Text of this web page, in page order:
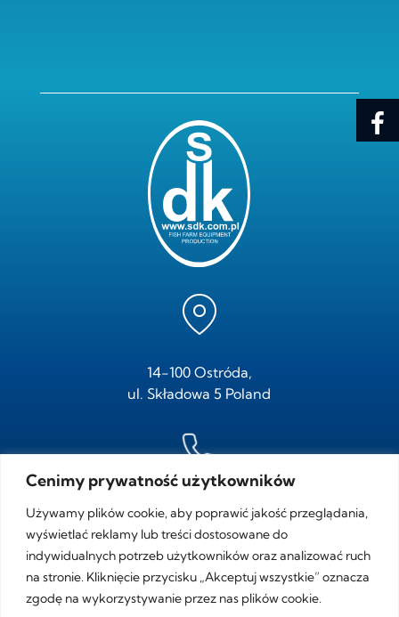
Cenimy prywatność użytkowników
Używamy plików cookie, aby poprawić jakość przeglądania,
wyświetlać reklamy lub treści dostosowane do
indywidualnych potrzeb użytkowników oraz analizować ruch
na stronie. Kliknięcie przycisku „Akceptuj wszystkie” oznacza
zgodę na wykorzystywanie przez nas plików cookie.
14-100 Ostróda,
ul. Składowa 5 Poland
tel.+ 48 /89/ 646 05 95
fax.+ 48 /89/ 646 05 97